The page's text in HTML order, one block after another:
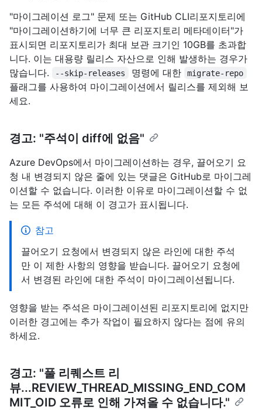
"마이그레이션 로그" 문제 또는 GitHub CLI리포지토리에
"마이그레이션하기에 너무 큰 리포지토리 메타데이터"가
표시되면 리포지토리가 최대 보관 크기인 10GB를 초과합
니다. 이는 대용량 릴리스 자산으로 인해 발생하는 경우가
많습니다.
--skip-releases 명령에 대한 migrate-repo
플래그를 사용하여 마이그레이션에서 릴리스를 제외해 보
세요.
경고: "주석이 diff에 없음"
Azure DevOps에서 마이그레이션하는 경우, 끌어오기 요
청 내 변경되지 않은 줄에 있는 댓글은 GitHub로 마이그레
이션할 수 없습니다. 이러한 이유로 마이그레이션할 수 없
는 모든 주석에 대해 이 경고가 표시됩니다.
참고
끌어오기 요청에서 변경되지 않은 라인에 대한 주석
만 이 제한 사항의 영향을 받습니다. 끌어오기 요청에
서 변경된 라인에 대한 주석이 마이그레이션됩니다.
영향을 받는 주석은 마이그레이션된 리포지토리에 없지만
이러한 경고에는 추가 작업이 필요하지 않다는 점에 유의
하세요.
경고: "풀 리퀘스트 리
뷰...REVIEW_THREAD_MISSING_END_COM
MIT_OID 오류로 인해 가져올 수 없습니다."